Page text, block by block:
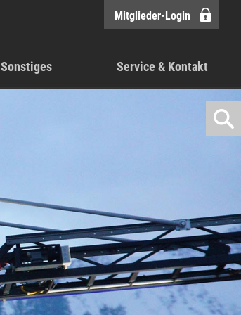
Sonstiges Service & Kontakt
Mitglieder-Login